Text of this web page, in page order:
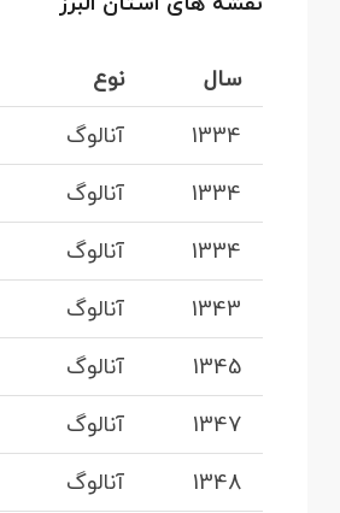
سال نوع
1334
آنالوگ
1334
آنالوگ
1334
آنالوگ
1343
آنالوگ
1345
آنالوگ
1347
آنالوگ
1348
آنالوگ